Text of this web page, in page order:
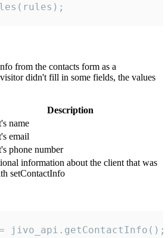
from the contacts form as a
didn't fill in some fields, the values
Description
name
email
phone number
information about the client that was
setContactInfo
jivo_api.getContactInfo();